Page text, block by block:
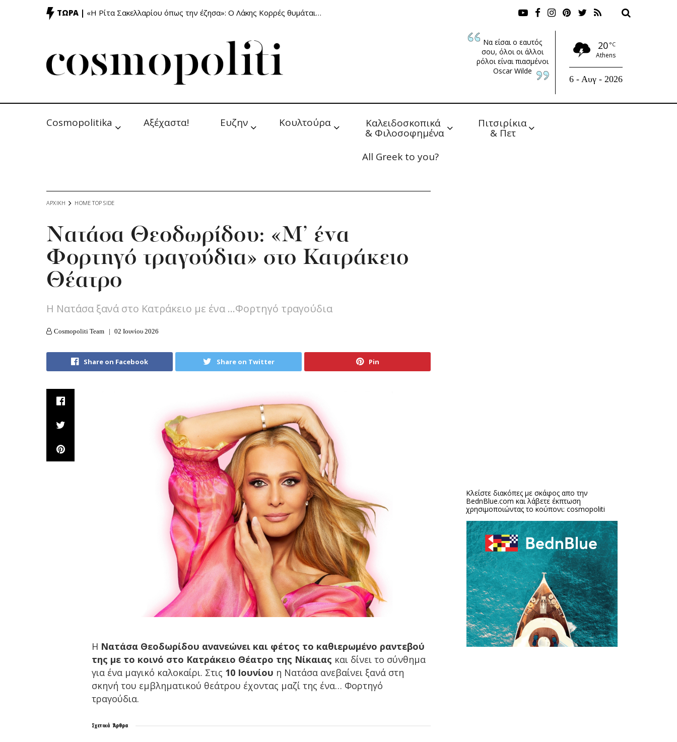
ΤΩΡΑ | «Η Ρίτα Σακελλαρίου όπως την έζησα»: Ο Λάκης Κορρές θυμάται…
Να είσαι ο εαυτός
σου, όλοι οι άλλοι
ρόλοι είναι πιασμένοι
Oscar Wilde
20 °C
Athens
6 - Αυγ - 2026
Cosmopolitika Αξέχαστα! Ευζην Κουλτούρα Καλειδοσκοπικά
& Φιλοσοφημένα
Πιτσιρίκια
& Πετ
All Greek to you?
ΑΡΧΙΚΗ HOME TOP SIDE
Νατάσα Θεοδωρίδου: «Μ’ ένα
Φορτηγό τραγούδια» στο Κατράκειο
Θέατρο
Η Νατάσα ξανά στο Κατράκειο με ένα ...Φορτηγό τραγούδια
Cosmopoliti Team 02 Ιουνίου 2026
Share on Facebook Share on Twitter Pin
Η Νατάσα Θεοδωρίδου ανανεώνει και φέτος το καθιερωμένο ραντεβού
της με το κοινό στο Κατράκειο Θέατρο της Νίκαιας και δίνει το σύνθημα
για ένα μαγικό καλοκαίρι. Στις 10 Ιουνίου η Νατάσα ανεβαίνει ξανά στη
σκηνή του εμβληματικού θεάτρου έχοντας μαζί της ένα… Φορτηγό
τραγούδια.
Σχετικά Άρθρα
Κλείστε διακόπες με σκάφος απο την
BednBlue.com και λάβετε έκπτωση
χρησιμοποιώντας το κούπονι: cosmopoliti